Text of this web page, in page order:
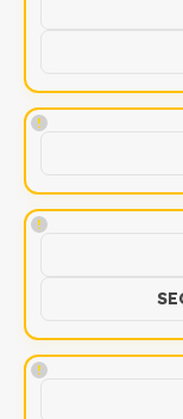
!
!
!